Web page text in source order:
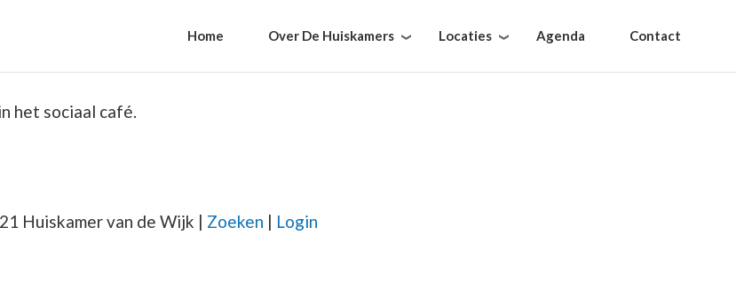
Home Over De Huiskamers Locaties Agenda Contact
het sociaal café.
Huiskamer van de Wijk | Zoeken | Login